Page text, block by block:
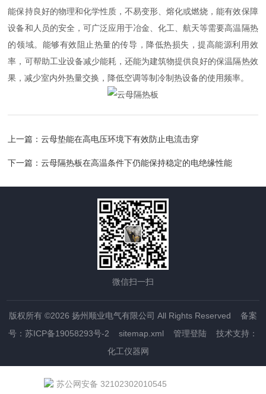
能保持良好的物理和化学性质，不易变形、熔化或燃烧，能有效保障
设备和人员的安全，可广泛应用于冶金、化工、航天等需要高温隔热
的领域。能够有效阻止热量的传导，降低热损失，提高能源利用效
率，可帮助工业设备减少能耗，还能为建筑物提供良好的保温隔热效
果，减少室内外热量交换，降低空调等制冷制热设备的使用频率。
上一篇：云母垫能在高电压环境下有效防止电流击穿
下一篇：云母隔热板在高温条件下仍能保持稳定的电绝缘性能
微信扫一扫
版权所有 ©2026 扬州顺业电气有限公司 All Rights Reserved 备案
号：苏ICP备19058293号-2
sitemap.xml 管理登陆 技术支持：
化工仪器网
苏公网安备 32102302010545